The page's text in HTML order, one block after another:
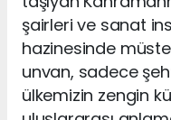
şairleri ve sanat
hazinesinde
unvan, sadece
ülkemizin zengin